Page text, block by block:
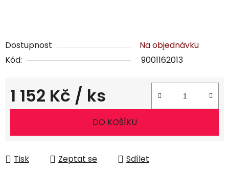
Dostupnost
Na objednávku
Kód:
9001162013
1 152 Kč / ks
Měrná cena:
DO KOŠÍKU
Tisk Zeptat se Sdílet